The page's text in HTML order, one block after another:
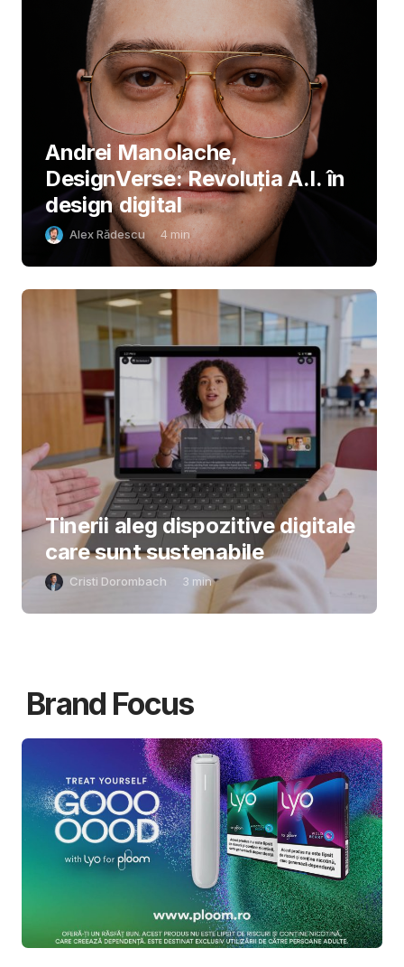
Andrei Manolache,
DesignVerse: Revoluția A.I. în
design digital
Alex Rădescu 4 min
Tinerii aleg dispozitive digitale
care sunt sustenabile
Cristi Dorombach 3 min
Brand Focus